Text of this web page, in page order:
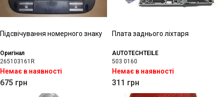
Підсвічування номерного знаку
Оригінал
265103161R
Немає в наявності
675 грн
Плата заднього ліхтаря
AUTOTECHTEILE
503 0160
Немає в наявності
311 грн